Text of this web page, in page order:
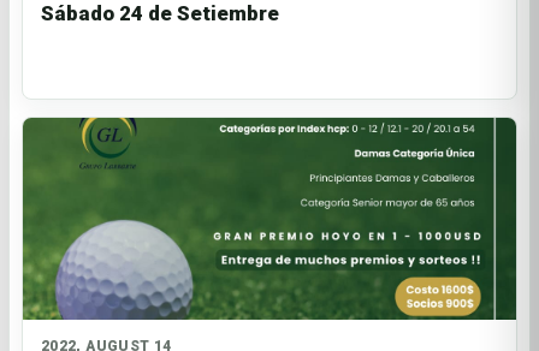
Sábado 24 de Setiembre
2022, AUGUST 14